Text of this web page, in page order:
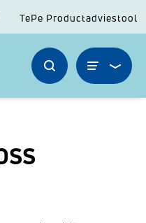
TePe Productadviestool